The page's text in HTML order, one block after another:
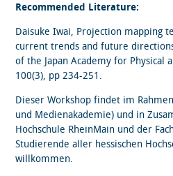
Recommended Literature:
Daisuke Iwai, Projection mapping
current trends and future
of the Japan Academy for Physical
100(3), pp 234-251.
Dieser Workshop findet im
und Medienakademie) und in
Hochschule RheinMain und der
Studierende aller hessischen
willkommen.